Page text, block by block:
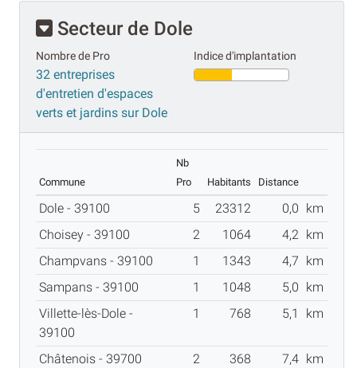
Secteur de Dole
Nombre de Pro
32 entreprises
d'entretien d'espaces
verts et jardins sur Dole
Indice d'implantation
Commune
Nb
Pro
Habitants Distance
Dole - 39100 5 23312 0,0
km
Choisey - 39100
2 1064 4,2 km
Champvans - 39100
1 1343 4,7
km
Sampans - 39100
1 1048 5,0
km
Villette-lès-Dole -
39100
1 768 5,1 km
Châtenois - 39700 2 368 7,4 km